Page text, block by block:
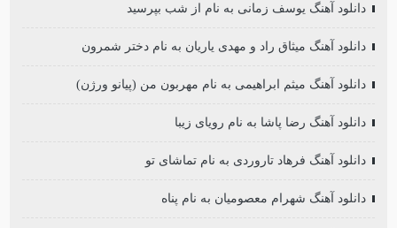
دانلود آهنگ یوسف زمانی به نام از شب بپرسید
دانلود آهنگ میثاق راد و مهدی یاریان به نام دختر شمرون
دانلود آهنگ میثم ابراهیمی به نام مهربون من (پیانو ورژن)
دانلود آهنگ رضا پاشا به نام رویای زیبا
دانلود آهنگ فرهاد تاروردی به نام تماشای تو
دانلود آهنگ شهرام معصومیان به نام پناه